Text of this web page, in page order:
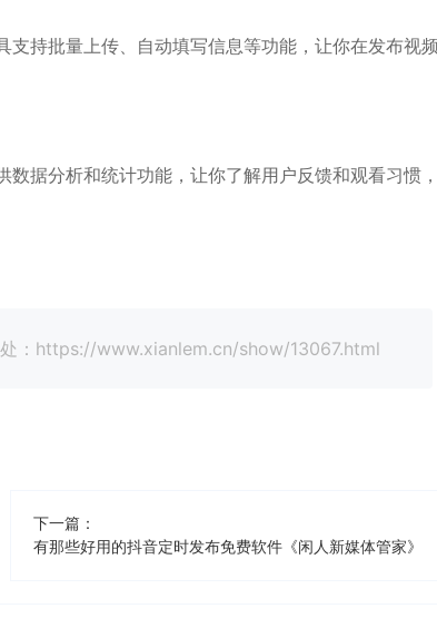
持批量上传、自动填写信息等功能，让你在发布视
据分析和统计功能，让你了解用户反馈和观看习惯
：https://www.xianlem.cn/show/13067.html
下一篇：
有那些好用的抖音定时发布免费软件《闲人新媒体管家》